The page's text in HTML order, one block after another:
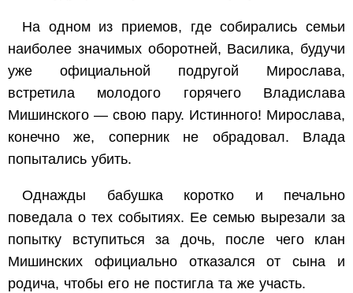
На одном из приемов, где собирались семьи
наиболее значимых оборотней, Василика, будучи
уже официальной подругой Мирослава,
встретила молодого горячего Владислава
Мишинского — свою пару. Истинного! Мирослава,
конечно же, соперник не обрадовал. Влада
попытались убить.
Однажды бабушка коротко и печально
поведала о тех событиях. Ее семью вырезали за
попытку вступиться за дочь, после чего клан
Мишинских официально отказался от сына и
родича, чтобы его не постигла та же участь.